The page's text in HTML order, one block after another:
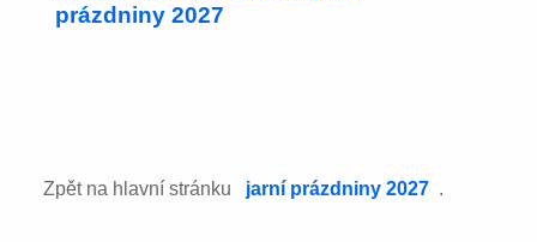
prázdniny 2027
Zpět na hlavní stránku jarní prázdniny 2027 .